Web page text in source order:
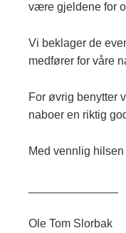
være gjeldene for
Vi beklager de
medfører for våre
For øvrig benytter
naboer en riktig
Med vennlig hilsen
Ole Tom Slorbak